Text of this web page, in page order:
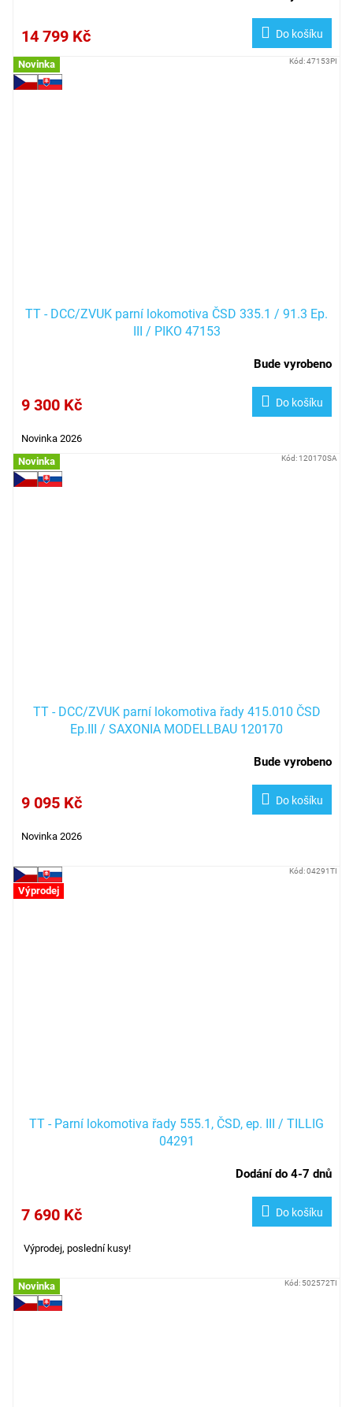
14 799 Kč Do košíku
Novinka
TT - DCC/ZVUK parní lokomotiva ČSD 335.1 / 91.3 Ep.
III / PIKO 47153
Bude vyrobeno
9 300 Kč Do košíku
Novinka 2026
Kód:47153PI
Novinka
TT - DCC/ZVUK parní lokomotiva řady 415.010 ČSD
Ep.III / SAXONIA MODELLBAU 120170
Bude vyrobeno
9 095 Kč Do košíku
Novinka 2026
Kód: 120170SA
Výprodej
TT - Parní lokomotiva řady 555.1, ČSD, ep. III / TILLIG
04291
Dodání do 4-7 dnů
7 690 Kč Do košíku
Výprodej, poslední kusy!
Kód:04291TI
Novinka Kód: 502572TI